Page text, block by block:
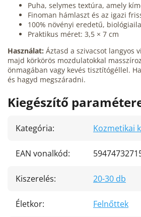
Puha, selymes textúra, amely
Finoman hámlaszt és az igazi
100% növényi eredetű,
Praktikus méret: 3,5 × 7 cm
Használat: Áztasd a szivacsot langyos
majd körkörös mozdulatokkal
önmagában vagy kevés tisztítógéllel.
és hagyd megszáradni.
Kiegészítő
Kategória: Kozmetikai
EAN vonalkód:
Kiszerelés: 20-30 db
Életkor: Felnőttek